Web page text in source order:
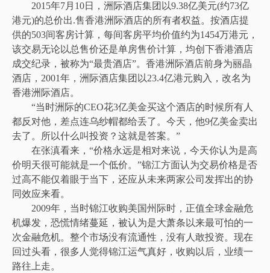
2015年7月10日，洲际酒店集团以9.38亿美元(约73亿
港元)的总价出.售香港洲际酒店的所有者权益。按酒店提
供的503间客房计算，每间客房平均价值约为1454万港元，
该交易无论以总售价还是单房售价计算，均创下香港酒店
成交纪录，被称为“最贵酒店”。香港洲际酒店前身为丽晶
酒店，2001年，洲际酒店集团以23.4亿港元购入，改名为
香港洲际酒店。
“当时洲际的CEO花3亿美金买这个酒店的时候所有人
都反对他，差点连乌纱帽都给丢了。今天，他9亿美金卖出
去了。所以什么叫投资？这就是答案。”
在张滇看来，“价格永远是相对来说，今天你认为是高
价明天很可能就是一个低价。”锦江方面认为交易价格是否
过高不能仅着眼于当下，还应从未来两家公司发挥出的协
同效应来看。
2009年，当时锦江收购美国州际时，正值全球金融危
机爆发，恐慌情绪蔓延，被认为是大萧条以来最可怕的一
次金融危机。整个市场没有流通性，没有人敢投资。现在
回过头看，很多人觉得锦江运气真好，收购以后，业绩一
路往上走。